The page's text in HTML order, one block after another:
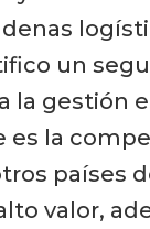
un
la gestión
es la
países
valor,